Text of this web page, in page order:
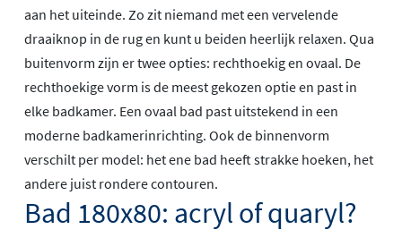
aan het uiteinde. Zo zit niemand met een vervelende
draaiknop in de rug en kunt u beiden heerlijk relaxen. Qua
buitenvorm zijn er twee opties: rechthoekig en ovaal. De
rechthoekige vorm is de meest gekozen optie en past in
elke badkamer. Een ovaal bad past uitstekend in een
moderne badkamerinrichting. Ook de binnenvorm
verschilt per model: het ene bad heeft strakke hoeken, het
andere juist rondere contouren.
Bad 180x80: acryl of quaryl?